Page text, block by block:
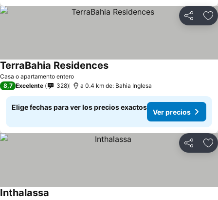
Compartir
Casa o apartamento entero
TerraBahia Residences
8,7 Excelente 328 a 0.4 km de: Bahia Inglesa
Elige fechas para ver los precios exactos
Ver precios
Compartir
Inthalassa